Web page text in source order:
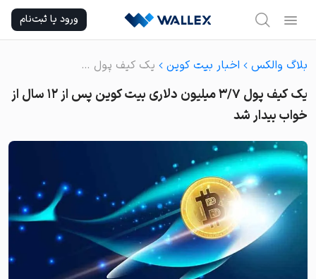
content
ورود یا ثبت‌نام
بلاگ والکس اخبار بیت کوین یک کیف پول ۳/۷ میلیون دلاری بیت‌ کوین پس از ۱۲ سال از خواب بیدار شد
یک کیف پول ۳/۷ میلیون دلاری بیت‌ کوین پس از ۱۲ سال از
خواب بیدار شد